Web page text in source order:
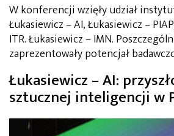
W konferencji wzięły udział
Łukasiewicz – AI, Łukasiewicz –
ITR. Łukasiewicz – IMN.
zaprezentowały potencjał
Łukasiewicz – AI:
sztucznej inteligencji w